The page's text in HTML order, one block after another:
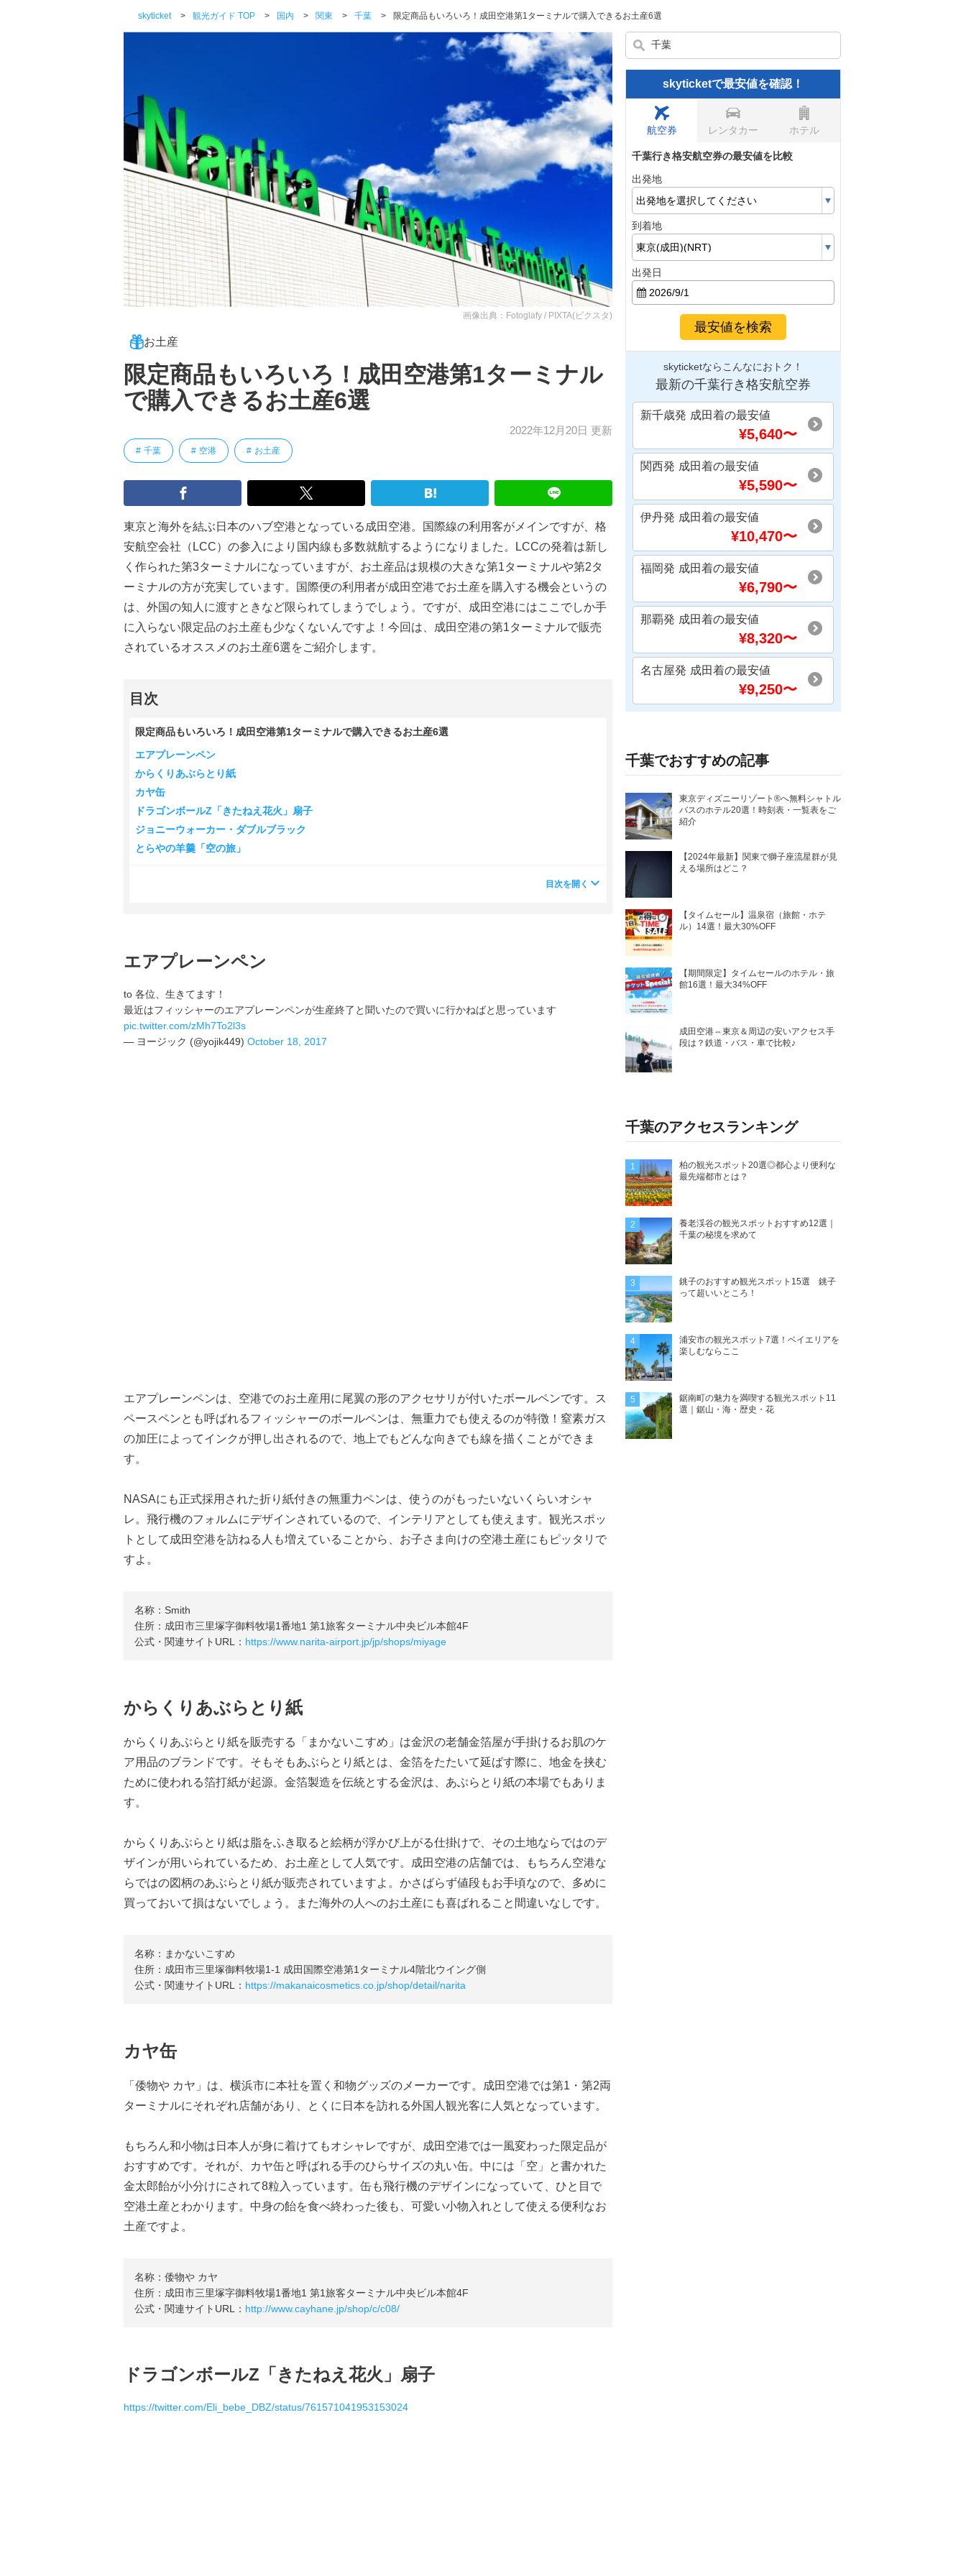
skyticket > 観光ガイド TOP > 国内 > 関東 > 千葉 > 限定商品もいろいろ！成田空港第1ターミナルで購入できるお土産6選
画像出典：Fotoglafy / PIXTA(ピクスタ)
お土産
限定商品もいろいろ！成田空港第1ターミナル
で購入できるお土産6選
2022年12月20日 更新
千葉 空港 お土産
東京と海外を結ぶ日本のハブ空港となっている成田空港。国際線の利用客がメインですが、格
安航空会社（LCC）の参入により国内線も多数就航するようになりました。LCCの発着は新し
く作られた第3ターミナルになっていますが、お土産品は規模の大きな第1ターミナルや第2タ
ーミナルの方が充実しています。国際便の利用者が成田空港でお土産を購入する機会というの
は、外国の知人に渡すときなど限られてしまうでしょう。ですが、成田空港にはここでしか手
に入らない限定品のお土産も少なくないんですよ！今回は、成田空港の第1ターミナルで販売
されているオススメのお土産6選をご紹介します。
目次
限定商品もいろいろ！成田空港第1ターミナルで購入できるお土産6選
エアプレーンペン
からくりあぶらとり紙
カヤ缶
ドラゴンボールZ「きたねえ花火」扇子
ジョニーウォーカー・ダブルブラック
とらやの羊羹「空の旅」
目次を開く
エアプレーンペン
to 各位、生きてます！
最近はフィッシャーのエアプレーンペンが生産終了と聞いたので買いに行かねばと思っています
pic.twitter.com/zMh7To2l3s
— ヨージック (@yojik449) October 18, 2017
エアプレーンペンは、空港でのお土産用に尾翼の形のアクセサリが付いたボールペンです。ス
ペースペンとも呼ばれるフィッシャーのボールペンは、無重力でも使えるのが特徴！窒素ガス
の加圧によってインクが押し出されるので、地上でもどんな向きでも線を描くことができま
す。
NASAにも正式採用された折り紙付きの無重力ペンは、使うのがもったいないくらいオシャ
レ。飛行機のフォルムにデザインされているので、インテリアとしても使えます。観光スポッ
トとして成田空港を訪ねる人も増えていることから、お子さま向けの空港土産にもピッタリで
すよ。
名称：Smith
住所：成田市三里塚字御料牧場1番地1 第1旅客ターミナル中央ビル本館4F
公式・関連サイトURL： https://www.narita-airport.jp/jp/shops/miyage
からくりあぶらとり紙
からくりあぶらとり紙を販売する「まかないこすめ」は金沢の老舗金箔屋が手掛けるお肌のケ
ア用品のブランドです。そもそもあぶらとり紙とは、金箔をたたいて延ばす際に、地金を挟む
ために使われる箔打紙が起源。金箔製造を伝統とする金沢は、あぶらとり紙の本場でもありま
す。
からくりあぶらとり紙は脂をふき取ると絵柄が浮かび上がる仕掛けで、その土地ならではのデ
ザインが用いられているため、お土産として人気です。成田空港の店舗では、もちろん空港な
らではの図柄のあぶらとり紙が販売されていますよ。かさばらず値段もお手頃なので、多めに
買っておいて損はないでしょう。また海外の人へのお土産にも喜ばれること間違いなしです。
名称：まかないこすめ
住所：成田市三里塚御料牧場1-1 成田国際空港第1ターミナル4階北ウイング側
公式・関連サイトURL： https://makanaicosmetics.co.jp/shop/detail/narita
カヤ缶
「倭物や カヤ」は、横浜市に本社を置く和物グッズのメーカーです。成田空港では第1・第2両
ターミナルにそれぞれ店舗があり、とくに日本を訪れる外国人観光客に人気となっています。
もちろん和小物は日本人が身に着けてもオシャレですが、成田空港では一風変わった限定品が
おすすめです。それが、カヤ缶と呼ばれる手のひらサイズの丸い缶。中には「空」と書かれた
金太郎飴が小分けにされて8粒入っています。缶も飛行機のデザインになっていて、ひと目で
空港土産とわかります。中身の飴を食べ終わった後も、可愛い小物入れとして使える便利なお
土産ですよ。
名称：倭物や カヤ
住所：成田市三里塚字御料牧場1番地1 第1旅客ターミナル中央ビル本館4F
公式・関連サイトURL： http://www.cayhane.jp/shop/c/c08/
ドラゴンボールZ「きたねえ花火」扇子
https://twitter.com/Eli_bebe_DBZ/status/761571041953153024
skyticketで最安値を確認！
航空券 レンタカー ホテル
千葉行き格安航空券の最安値を比較
出発地
到着地
出発日
最安値を検索
skyticketならこんなにおトク！
最新の千葉行き格安航空券
新千歳発 成田着の最安値
¥5,640〜
関西発 成田着の最安値
¥5,590〜
伊丹発 成田着の最安値
¥10,470〜
福岡発 成田着の最安値
¥6,790〜
那覇発 成田着の最安値
¥8,320〜
名古屋発 成田着の最安値
¥9,250〜
千葉でおすすめの記事
東京ディズニーリゾート®へ無料シャトル
バスのホテル20選！時刻表・一覧表をご
紹介
【2024年最新】関東で獅子座流星群が見
える場所はどこ？
【タイムセール】温泉宿（旅館・ホテ
ル）14選！最大30%OFF
【期間限定】タイムセールのホテル・旅
館16選！最大34%OFF
成田空港⇔東京＆周辺の安いアクセス手
段は？鉄道・バス・車で比較♪
千葉のアクセスランキング
1
柏の観光スポット20選◎都心より便利な
最先端都市とは？
2
養老渓谷の観光スポットおすすめ12選｜
千葉の秘境を求めて
3
銚子のおすすめ観光スポット15選 銚子
って超いいところ！
4
浦安市の観光スポット7選！ベイエリアを
楽しむならここ
5
鋸南町の魅力を満喫する観光スポット11
選｜鋸山・海・歴史・花